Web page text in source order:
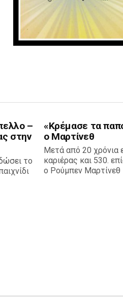
–
στην
το
«Κρέμασε τα
ο Μαρτίνεθ
Μετά από 20 χρόνια
καριέρας και 530.
ο Ρούμπεν Μαρτίνεθ